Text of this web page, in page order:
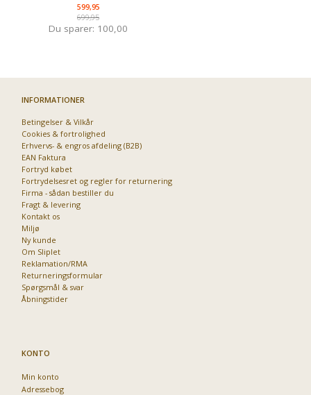
599,95
699,95
Du sparer: 100,00
INFORMATIONER
Betingelser & Vilkår
Cookies & fortrolighed
Erhvervs- & engros afdeling (B2B)
EAN Faktura
Fortryd købet
Fortrydelsesret og regler for returnering
Firma - sådan bestiller du
Fragt & levering
Kontakt os
Miljø
Ny kunde
Om Sliplet
Reklamation/RMA
Returneringsformular
Spørgsmål & svar
Åbningstider
KONTO
Min konto
Adressebog